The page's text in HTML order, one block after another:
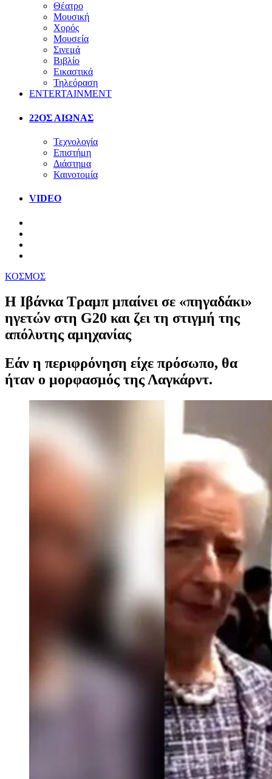
Θέατρο
Μουσική
Χορός
Μουσεία
Σινεμά
Βιβλίο
Εικαστικά
Τηλεόραση
ENTERTAINMENT
22ΟΣ ΑΙΩΝΑΣ
Τεχνολογία
Επιστήμη
Διάστημα
Καινοτομία
VIDEO
ΚΟΣΜΟΣ
Η Ιβάνκα Τραμπ μπαίνει σε «πηγαδάκι»
ηγετών στη G20 και ζει τη στιγμή της
απόλυτης αμηχανίας
Εάν η περιφρόνηση είχε πρόσωπο, θα
ήταν ο μορφασμός της Λαγκάρντ.